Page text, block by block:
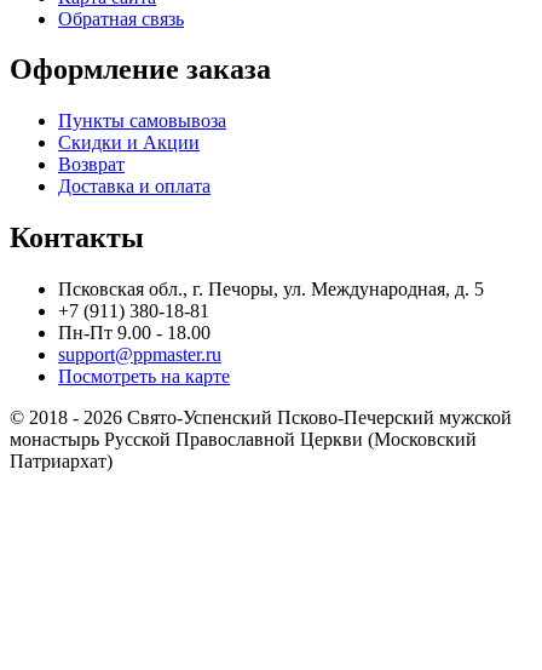
Обратная связь
Оформление заказа
Пункты самовывоза
Скидки и Акции
Возврат
Доставка и оплата
Контакты
Псковская обл., г. Печоры, ул. Международная, д. 5
+7 (911) 380-18-81
Пн-Пт 9.00 - 18.00
support@ppmaster.ru
Посмотреть на карте
© 2018 - 2026 Свято-Успенский Псково-Печерский мужской
монастырь Русской Православной Церкви (Московский
Патриархат)